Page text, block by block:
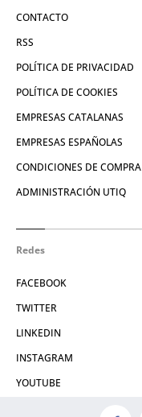
CONTACTO
RSS
POLÍTICA DE PRIVACIDAD
POLÍTICA DE COOKIES
EMPRESAS CATALANAS
EMPRESAS ESPAÑOLAS
CONDICIONES DE COMPRA
ADMINISTRACIÓN UTIQ
Redes
FACEBOOK
TWITTER
LINKEDIN
INSTAGRAM
YOUTUBE